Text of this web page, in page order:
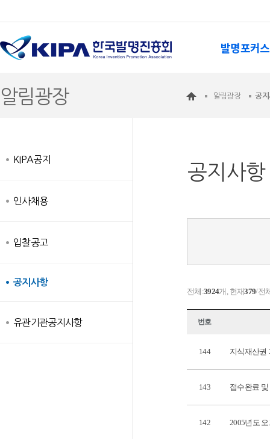
발명포커스
알림광장 알림광장 공
KIPA공지
인사채용
입찰공고
공지사항
유관기관공지사항
공지사항
전체:3924개, 현재379/전
번호
144 지식재산권
143 접수완료
142 2005년도